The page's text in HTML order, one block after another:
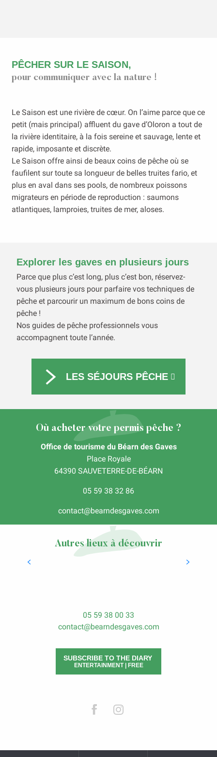
PÊCHER SUR LE SAISON,
pour communiquer avec la nature !
Le Saison est une rivière de cœur. On l’aime parce que ce
petit (mais principal) affluent du gave d’Oloron a tout de
la rivière identitaire, à la fois sereine et sauvage, lente et
rapide, imposante et discrète.
Le Saison offre ainsi de beaux coins de pêche où se
faufilent sur toute sa longueur de belles truites fario, et
plus en aval dans ses pools, de nombreux poissons
migrateurs en période de reproduction : saumons
atlantiques, lamproies, truites de mer, aloses.
Explorer les gaves en plusieurs jours
Parce que plus c’est long, plus c’est bon, réservez-
vous plusieurs jours pour parfaire vos techniques de
pêche et parcourir un maximum de bons coins de
pêche !
Nos guides de pêche professionnels vous
accompagnent toute l’année.
LES SÉJOURS PÊCHE
Où acheter votre permis pêche ?
Office de tourisme du Béarn des Gaves
Place Royale
64390 SAUVETERRE-DE-BÉARN
05 59 38 32 86
contact@bearndesgaves.com
Autres lieux à découvrir
To sleep & to eat
05 59 38 00 33
contact@bearndesgaves.com
SUBSCRIBE TO THE DIARY
ENTERTAINMENT | FREE